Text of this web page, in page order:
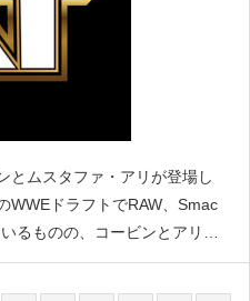
とムスタファ・アリが登場し
WWEドラフトでRAW、Smac
るものの、コービンとアリは
。そのためNXTに登場するこ